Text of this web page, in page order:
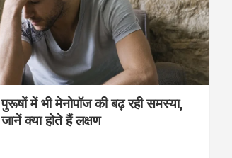
पुरूषों में भी मेनोपॉज की बढ़ रही समस्या,
जानें क्या होते हैं लक्षण